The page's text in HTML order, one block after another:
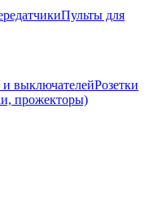
Пульты для
и выключателейРозетки
прожекторы)